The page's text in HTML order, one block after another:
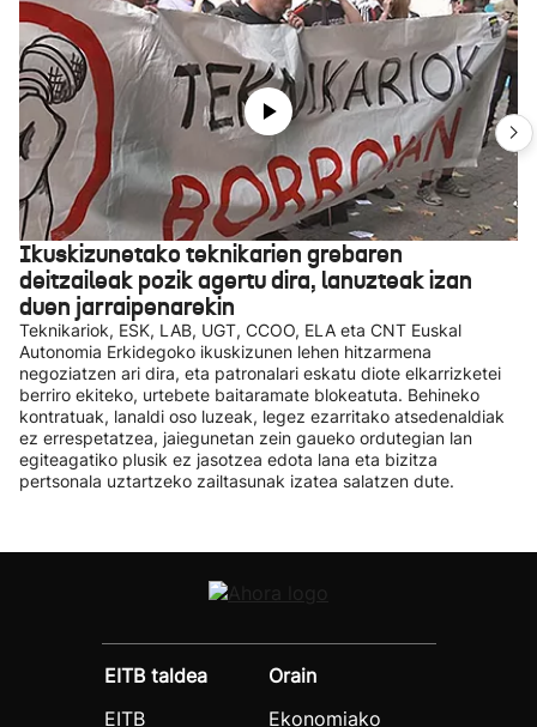
Ikuskizunetako teknikarien grebaren
deitzaileak pozik agertu dira, lanuzteak izan
duen jarraipenarekin
Teknikariok, ESK, LAB, UGT, CCOO, ELA eta CNT Euskal
Autonomia Erkidegoko ikuskizunen lehen hitzarmena
negoziatzen ari dira, eta patronalari eskatu diote elkarrizketei
berriro ekiteko, urtebete baitaramate blokeatuta. Behineko
kontratuak, lanaldi oso luzeak, legez ezarritako atsedenaldiak
ez errespetatzea, jaiegunetan zein gaueko ordutegian lan
egiteagatiko plusik ez jasotzea edota lana eta bizitza
pertsonala uztartzeko zailtasunak izatea salatzen dute.
EITB taldea
EITB
Orain
Ekonomiako